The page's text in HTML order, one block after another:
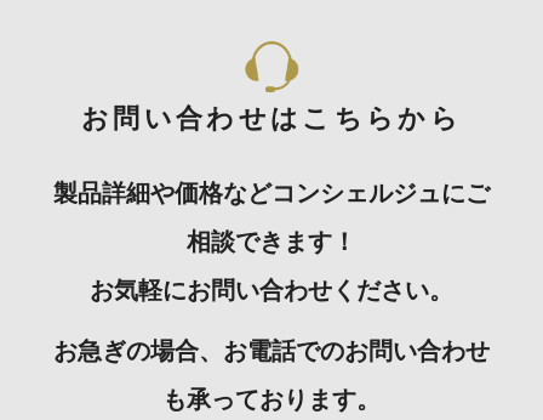
お問い合わせはこちらから
製品詳細や価格などコンシェルジュにご
相談できます！
お気軽にお問い合わせください。
お急ぎの場合、お電話でのお問い合わせ
も承っております。